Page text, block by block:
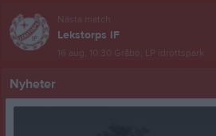
Nästa match
Lekstorps IF
16 aug, 10:30 Gråbo, LP idrottspark
Nyheter